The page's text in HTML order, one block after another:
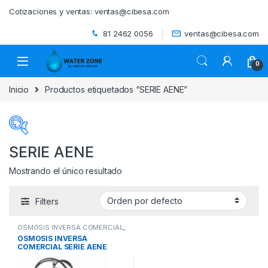
Cotizaciones y ventas: ventas@cibesa.com
81 2462 0056 ventas@cibesa.com
0
Inicio Productos etiquetados “SERIE AENE”
ACCESORIOS (0)
BEBEDEROS(0)
BIODIGESTORES
SERIE AENE
Mostrando el único resultado
Filters
OSMOSIS INVERSA COMERCIAL,
SISTEMAS DE ÓSMOSIS
INVERSA Y UTRAFILTRACIÓN
SISTEMAS DE TRATAMIENTO DE
ÓSMOSIS INVERSA
COMERCIAL SERIE AENE